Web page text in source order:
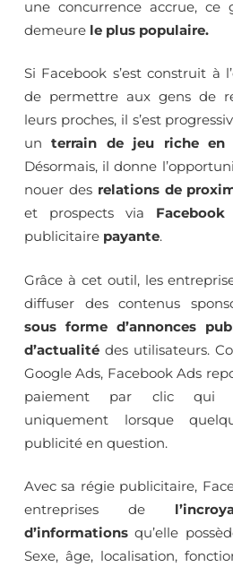
une concurrence accrue,
demeure le plus populaire.
Si Facebook s’est construit à
de permettre aux gens de
leurs proches, il s’est
unterrain de jeu riche en
Désormais, il donne
nouer desrelations de
et prospects via Facebook
publicitaire payante.
Grâce à cet outil, les
diffuser des contenus
sous forme d’annonces
d’actualité des utilisateurs.
Google Ads, Facebook Ads
paiement par clic qui
uniquement lorsque
publicité en question.
Avec sa régie publicitaire,
entreprises de
d’informations qu’elle
Sexe, âge, localisation,